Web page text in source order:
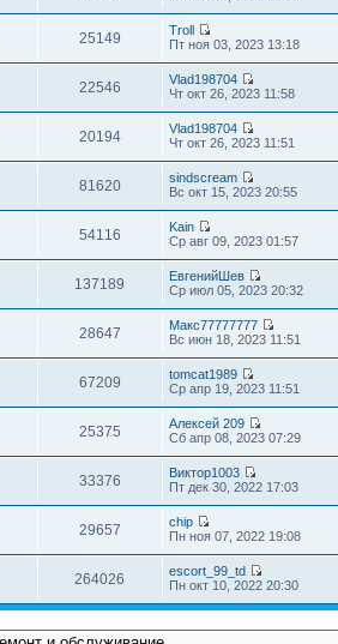
25149
Troll
Пт ноя 03, 2023 13:18
22546
Vlad198704
Чт окт 26, 2023 11:58
20194
Vlad198704
Чт окт 26, 2023 11:51
81620
sindscream
Вс окт 15, 2023 20:55
54116
Kain
Ср авг 09, 2023 01:57
137189
ЕвгенийШев
Ср июл 05, 2023 20:32
28647
Макс77777777
Вс июн 18, 2023 11:51
67209
tomcat1989
Ср апр 19, 2023 11:51
25375
Алексей 209
Сб апр 08, 2023 07:29
33376
Виктор1003
Пт дек 30, 2022 17:03
29657
chip
Пн ноя 07, 2022 19:08
264026
escort_99_td
Пн окт 10, 2022 20:30